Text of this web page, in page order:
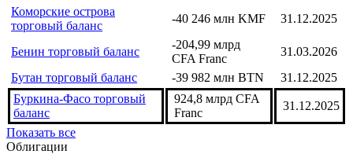
Коморские острова
торговый баланс
-40 246 млн KMF 31.12.2025
Бенин торговый баланс
-204,99 млрд
CFA Franc
31.03.2026
Бутан торговый баланс
-39 982 млн BTN
31.12.2025
Буркина-Фасо торговый
баланс
924,8 млрд CFA
Franc
31.12.2025
Показать все
Облигации